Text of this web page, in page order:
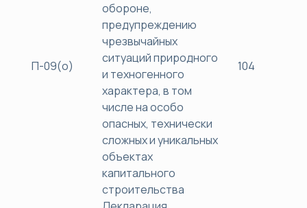
П-09(о)
обороне,
предупреждению
чрезвычайных
ситуаций природного
и техногенного
характера, в том
числе на особо
опасных, технически
сложных и уникальных
объектах
капитального
строительства
104